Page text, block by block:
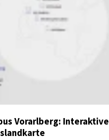
Vorarlberg: Interaktive